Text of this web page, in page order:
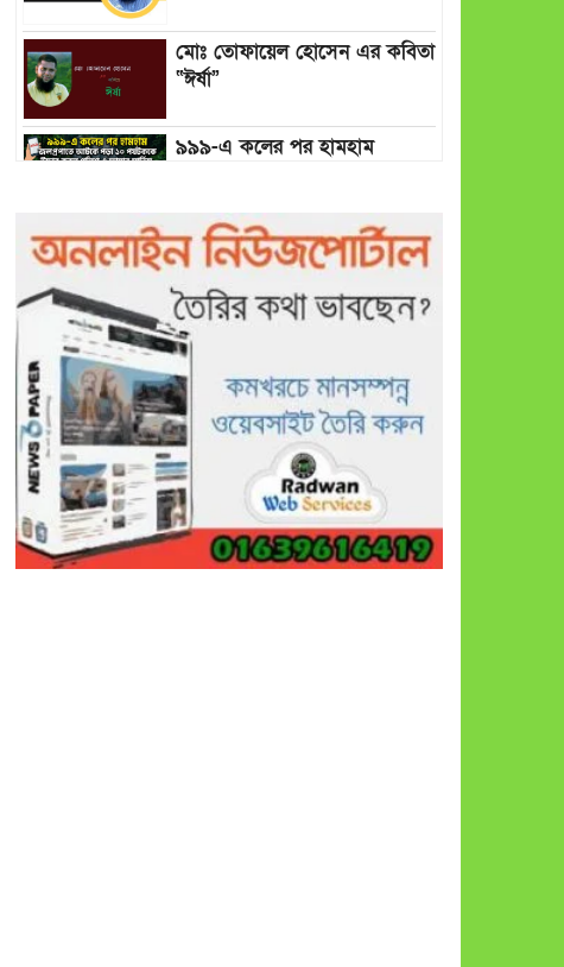
মোঃ তোফায়েল হোসেন এর কবিতা
“ঈর্ষা”
৯৯৯-এ কলের পর হামহাম
ফায়ার সার্ভিস
গাছ না কেটে আমাদের পুড়িয়ে
মারলে ভালো হতো’: বন বিভাগের
নিষ্ঠুরতায় নিঃস্ব কৃষক